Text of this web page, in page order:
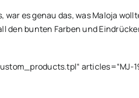
war es genau das, was Maloja
den bunten Farben und
articles=“MJ-